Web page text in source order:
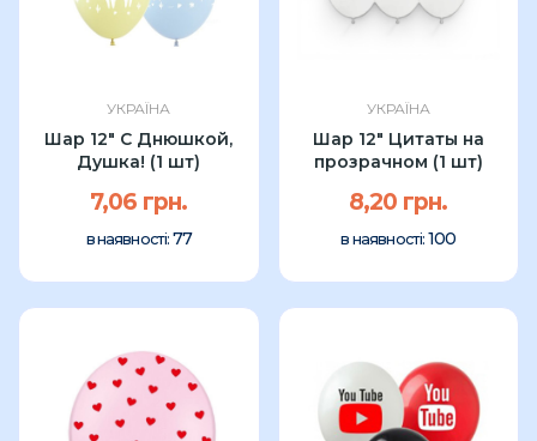
УКРАЇНА
Шар 12" С Днюшкой,
Душка! (1 шт)
7,06 грн.
в наявності: 77
УКРАЇНА
Шар 12" Цитаты на
прозрачном (1 шт)
8,20 грн.
в наявності: 100